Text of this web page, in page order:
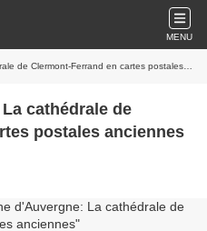
MENU
Clermont-Ferrand en cartes postales anciennes
cathédrale de
postales anciennes